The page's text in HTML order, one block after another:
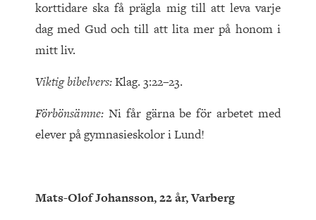
korttidare ska få prägla mig till att leva varje
dag med Gud och till att lita mer på honom i
mitt liv.
Viktig bibelvers:Klag. 3:22–23.
Förbönsämne: Ni får gärna be för arbetet med
elever på gymnasieskolor i Lund!
Mats-Olof Johansson, 22 år, Varberg